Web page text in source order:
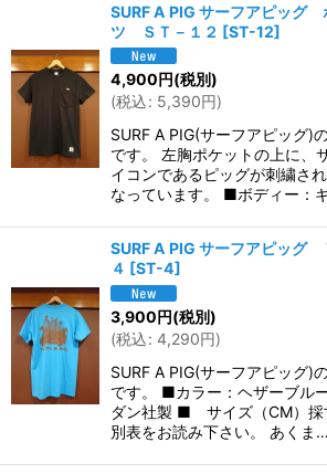
SURF A PIG サーフアピッグ
ツ ＳＴ－１２ [ST-12]
4,900円(税別)
(税込: 5,390円)
SURF A PIG(サーフアピッグ)
です。 左胸ポケットの上に、
イコンであるピッグが刺繍さ
なっています。 ■ボディー：
SURF A PIG サーフアピッグ
４ [ST-4]
3,900円(税別)
(税込: 4,290円)
SURF A PIG(サーフアピッグ)
です。 ■カラー：ヘザーブル
ダン社製 ■ サイズ（CM）採
別表をお読み下さい。 あくま…